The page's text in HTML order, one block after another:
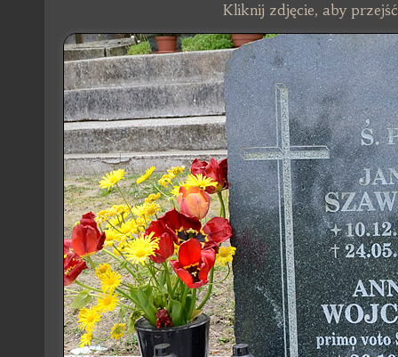
Kliknij zdjęcie, aby